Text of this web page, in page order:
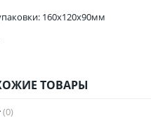
160x120x90мм
ТОВАРЫ
(0)